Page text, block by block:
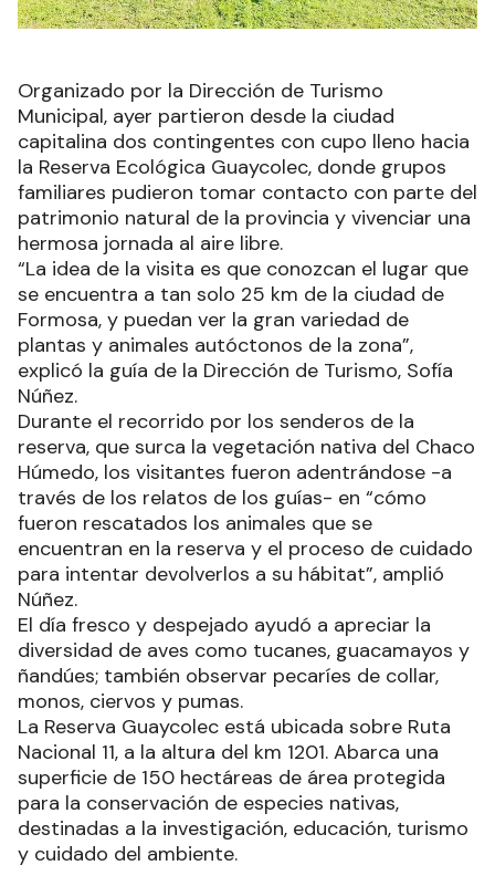
Organizado por la Dirección de Turismo
Municipal, ayer partieron desde la ciudad
capitalina dos contingentes con cupo lleno hacia
la Reserva Ecológica Guaycolec, donde grupos
familiares pudieron tomar contacto con parte del
patrimonio natural de la provincia y vivenciar una
hermosa jornada al aire libre.
“La idea de la visita es que conozcan el lugar que
se encuentra a tan solo 25 km de la ciudad de
Formosa, y puedan ver la gran variedad de
plantas y animales autóctonos de la zona”,
explicó la guía de la Dirección de Turismo, Sofía
Núñez.
Durante el recorrido por los senderos de la
reserva, que surca la vegetación nativa del Chaco
Húmedo, los visitantes fueron adentrándose -a
través de los relatos de los guías- en “cómo
fueron rescatados los animales que se
encuentran en la reserva y el proceso de cuidado
para intentar devolverlos a su hábitat”, amplió
Núñez.
El día fresco y despejado ayudó a apreciar la
diversidad de aves como tucanes, guacamayos y
ñandúes; también observar pecaríes de collar,
monos, ciervos y pumas.
La Reserva Guaycolec está ubicada sobre Ruta
Nacional 11, a la altura del km 1201. Abarca una
superficie de 150 hectáreas de área protegida
para la conservación de especies nativas,
destinadas a la investigación, educación, turismo
y cuidado del ambiente.